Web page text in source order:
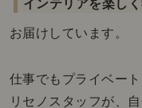
インテリアを楽し
お届けしています。
仕事でもプライベー
リセノスタッフが、